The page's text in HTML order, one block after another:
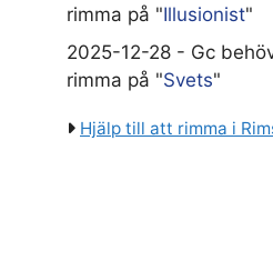
rimma på "Illusionist"
2025-12-28 - Gc
rimma på "Svets"
Hjälp till att rimma i